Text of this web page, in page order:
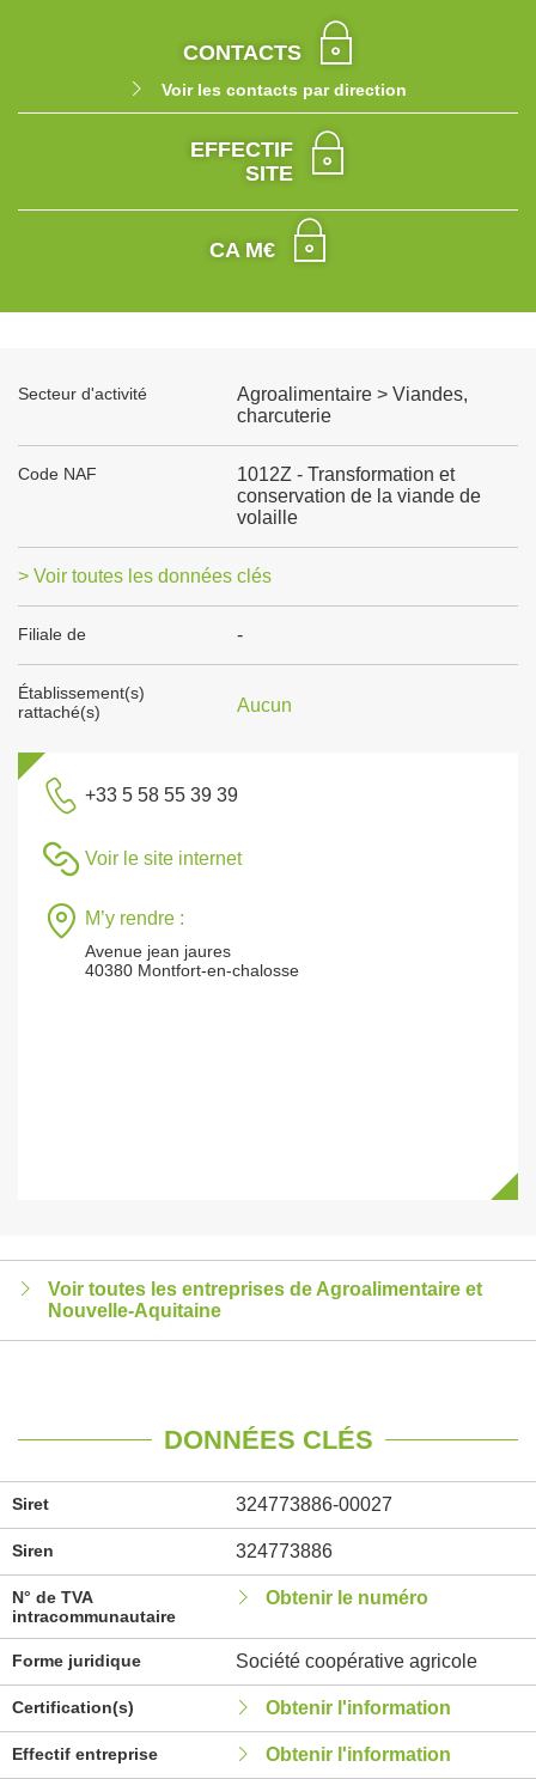
CONTACTS
Voir les contacts par direction
EFFECTIF
SITE
CA M€
Secteur d'activité
Agroalimentaire > Viandes,
charcuterie
Code NAF
1012Z - Transformation et
conservation de la viande de
volaille
> Voir toutes les données clés
Filiale de -
Établissement(s)
rattaché(s)
Aucun
+33 5 58 55 39 39
Voir le site internet
M’y rendre :
Avenue jean jaures
40380 Montfort-en-chalosse
Voir toutes les entreprises de Agroalimentaire et
Nouvelle-Aquitaine
DONNÉES CLÉS
Siret 324773886-00027
Siren 324773886
N° de TVA
intracommunautaire
Obtenir le numéro
Forme juridique Société coopérative agricole
Certification(s) Obtenir l'information
Effectif entreprise Obtenir l'information